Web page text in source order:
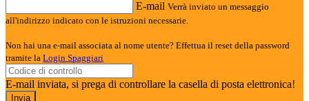
E-mail Verrà inviato un messaggio
all'indirizzo indicato con le istruzioni necessarie.
Non hai una e-mail associata al nome utente? Effettua il reset della password
tramite la Login Spaggiari
E-mail inviata, si prega di controllare la casella di posta elettronica!